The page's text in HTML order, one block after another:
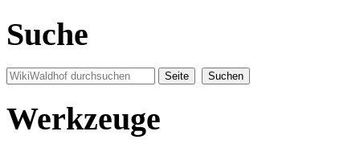
Suche
Werkzeuge